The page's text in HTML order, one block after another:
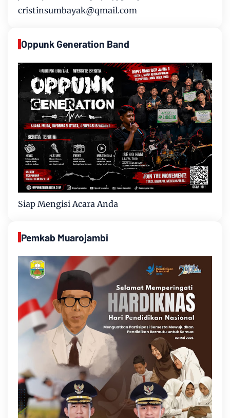
cristinsumbayak@qmail.com
Oppunk Generation Band
Siap Mengisi Acara Anda
Pemkab Muarojambi